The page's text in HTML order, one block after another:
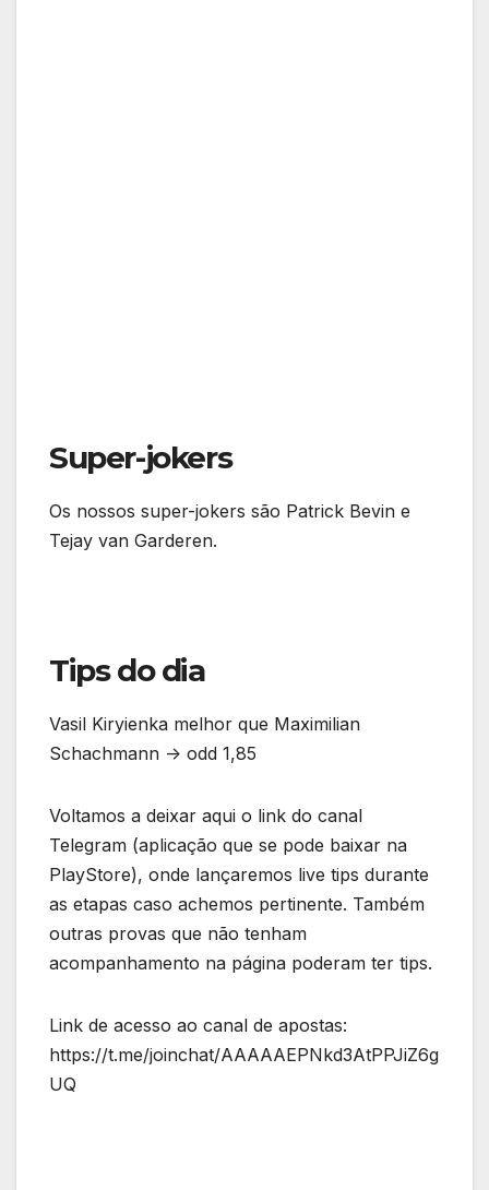
Super-jokers
Os nossos super-jokers são Patrick Bevin e
Tejay van Garderen.
Tips do dia
Vasil Kiryienka melhor que Maximilian
Schachmann -> odd 1,85
Voltamos a deixar aqui o link do canal
Telegram (aplicação que se pode baixar na
PlayStore), onde lançaremos live tips durante
as etapas caso achemos pertinente. Também
outras provas que não tenham
acompanhamento na página poderam ter tips.
Link de acesso ao canal de apostas:
https://t.me/joinchat/AAAAAEPNkd3AtPPJiZ6g
UQ